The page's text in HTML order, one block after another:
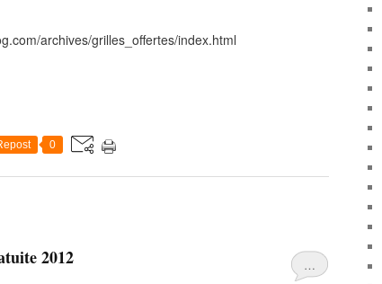
archives/grilles_offertes/index.html
0
…
2012